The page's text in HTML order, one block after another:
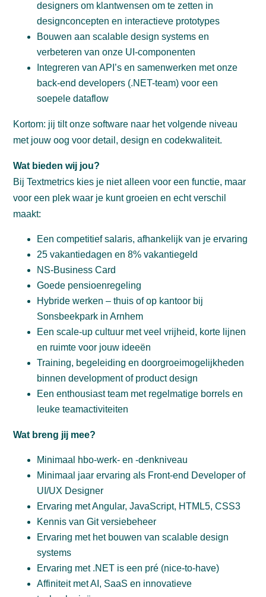
designers om klantwensen om te zetten in
designconcepten en interactieve prototypes
Bouwen aan scalable design systems en
verbeteren van onze UI-componenten
Integreren van API’s en samenwerken met onze
back-end developers (.NET-team) voor een
soepele dataflow
Kortom: jij tilt onze software naar het volgende niveau
met jouw oog voor detail, design en codekwaliteit.
Wat bieden wij jou?
Bij Textmetrics kies je niet alleen voor een functie, maar
voor een plek waar je kunt groeien en echt verschil
maakt:
Een competitief salaris, afhankelijk van je ervaring
25 vakantiedagen en 8% vakantiegeld
NS-Business Card
Goede pensioenregeling
Hybride werken – thuis of op kantoor bij
Sonsbeekpark in Arnhem
Een scale-up cultuur met veel vrijheid, korte lijnen
en ruimte voor jouw ideeën
Training, begeleiding en doorgroeimogelijkheden
binnen development of product design
Een enthousiast team met regelmatige borrels en
leuke teamactiviteiten
Wat breng jij mee?
Minimaal hbo-werk- en -denkniveau
Minimaal jaar ervaring als Front-end Developer of
UI/UX Designer
Ervaring met Angular, JavaScript, HTML5, CSS3
Kennis van Git versiebeheer
Ervaring met het bouwen van scalable design
systems
Ervaring met .NET is een pré (nice-to-have)
Affiniteit met AI, SaaS en innovatieve